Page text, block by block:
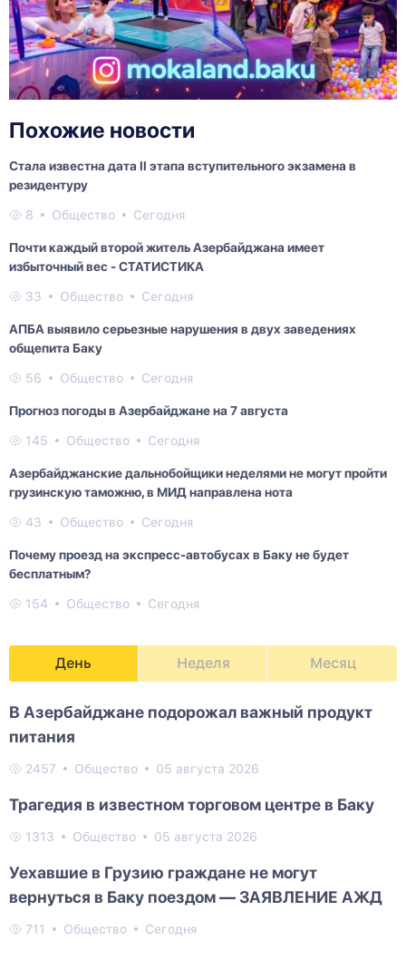
Похожие новости
Стала известна дата II этапа вступительного экзамена в
резидентуру
8 Общество Сегодня
Почти каждый второй житель Азербайджана имеет
избыточный вес - СТАТИСТИКА
33 Общество Сегодня
AПБA выявило серьезные нарушения в двух заведениях
общепита Баку
56 Общество Сегодня
Прогноз погоды в Азербайджане на 7 августа
145 Общество Сегодня
Азербайджанские дальнобойщики неделями не могут пройти
грузинскую таможню, в МИД направлена нота
43 Общество Сегодня
Почему проезд на экспресс-автобусах в Баку не будет
бесплатным?
154 Общество Сегодня
День Неделя Месяц
В Азербайджане подорожал важный продукт
питания
2457 Общество 05 августа 2026
Трагедия в известном торговом центре в Баку
1313 Общество 05 августа 2026
Уехавшие в Грузию граждане не могут
вернуться в Баку поездом — ЗАЯВЛЕНИЕ АЖД
711 Общество Сегодня